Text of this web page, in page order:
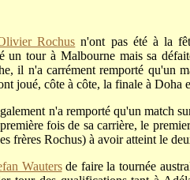
Rochus n'ont pas été à la
un tour à Malbourne mais sa
il n'a carrément remporté qu'un
joué, côte à côte, la finale à Doha
n'a remporté qu'un match
fois de sa carrière, le
frères Rochus) à avoir atteint le
Wautersde faire la tournée